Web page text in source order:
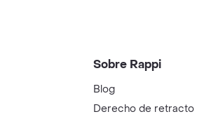
Sobre Rappi
Blog
Derecho de retracto